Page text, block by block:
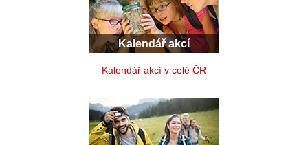
Kalendář akcí
Kalendář akcí v celé ČR